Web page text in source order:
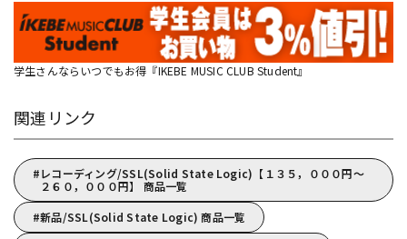
学生さんならいつでもお得『IKEBE MUSIC CLUB Student』
関連リンク
レコーディング/SSL(Solid State Logic)【１３５，０００円～
２６０，０００円】 商品一覧
新品/SSL(Solid State Logic) 商品一覧